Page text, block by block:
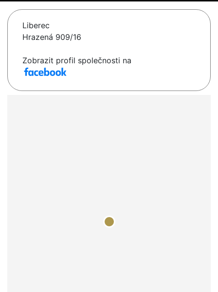
Liberec
Hrazená 909/16
Zobrazit profil společnosti na